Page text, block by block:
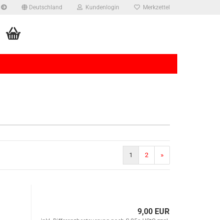
Deutschland Kundenlogin Merkzettel
1 2 »
9,00 EUR